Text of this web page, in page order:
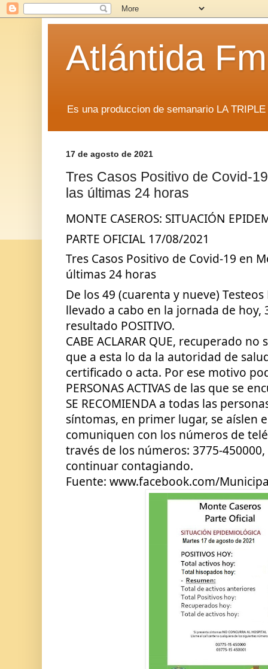
Atlántida
Es una produccion de semanario LA
17 de agosto de 2021
Tres Casos Positivo de Covid-
las últimas 24 horas
MONTE CASEROS: SITUACIÓN
PARTE OFICIAL 17/08/2021
Tres Casos Positivo de Covid-19 en
últimas 24 horas
De los 49 (cuarenta y nueve)
llevado a cabo en la jornada de hoy,
resultado POSITIVO.
CABE ACLARAR QUE, recuperado
que a esta lo da la autoridad de
certificado o acta. Por ese motivo
PERSONAS ACTIVAS de las que se
SE RECOMIENDA a todas las
síntomas, en primer lugar, se aíslen
comuniquen con los números de
través de los números: 3775-
continuar contagiando.
Fuente: www.facebook.com/